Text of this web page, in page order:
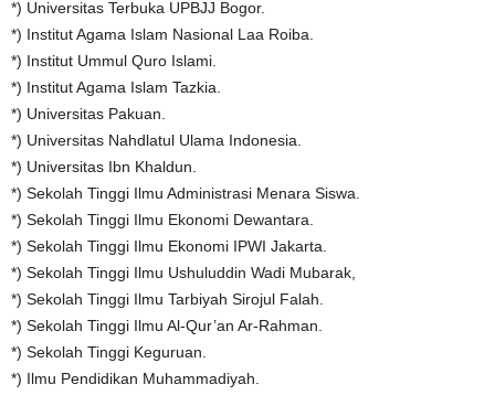
*) Universitas Terbuka UPBJJ Bogor.
*) Institut Agama Islam Nasional Laa Roiba.
*) Institut Ummul Quro Islami.
*) Institut Agama Islam Tazkia.
*) Universitas Pakuan.
*) Universitas Nahdlatul Ulama Indonesia.
*) Universitas Ibn Khaldun.
*) Sekolah Tinggi Ilmu Administrasi Menara Siswa.
*) Sekolah Tinggi Ilmu Ekonomi Dewantara.
*) Sekolah Tinggi Ilmu Ekonomi IPWI Jakarta.
*) Sekolah Tinggi Ilmu Ushuluddin Wadi Mubarak,
*) Sekolah Tinggi Ilmu Tarbiyah Sirojul Falah.
*) Sekolah Tinggi Ilmu Al-Qur’an Ar-Rahman.
*) Sekolah Tinggi Keguruan.
*) Ilmu Pendidikan Muhammadiyah.